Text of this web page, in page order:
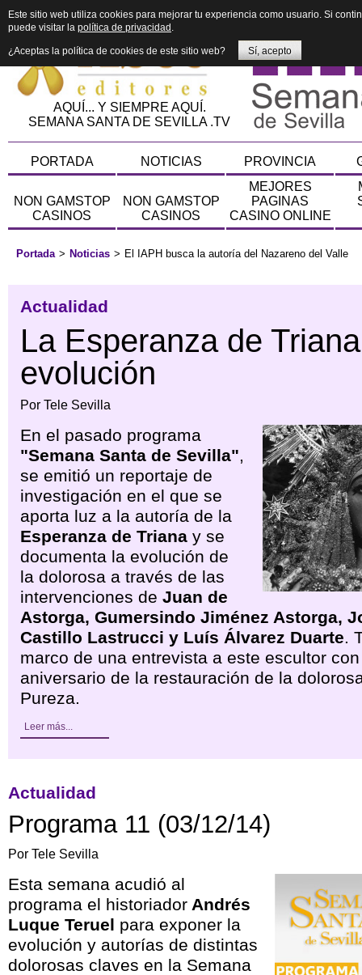
AQUÍ... Y SIEMPRE AQUÍ.
SEMANA SANTA DE SEVILLA .TV
PORTADA NOTICIAS PROVINCIA
NON GAMSTOP
CASINOS
NON GAMSTOP
CASINOS
MEJORES
PAGINAS
CASINO ONLINE
Portada > Noticias > El IAPH busca la autoría del Nazareno del Valle
Actualidad
La Esperanza de
evolución
Por Tele Sevilla
En el pasado programa
"Semana Santa de Sevilla",
se emitió un reportaje de
investigación en el que se
aporta luz a la autoría de la
Esperanza de Triana y se
documenta la evolución de
la dolorosa a través de las
intervenciones de Juan de
Astorga, Gumersindo Jiménez Astorga,
Castillo Lastrucci y Luís Álvarez Duarte.
marco de una entrevista a este escultor
aniversario de la restauración de la
Pureza.
Leer más...
Actualidad
Programa 11 (03/12/14)
Por Tele Sevilla
Esta semana acudió al
programa el historiador Andrés
Luque Teruel para exponer la
evolución y autorías de distintas
dolorosas claves en la Semana
Este sitio web utiliza cookies para mejorar tu experiencia como usuario. Si
puede visitar la política de privacidad .
¿Aceptas la política de cookies de este sitio web? Sí, acepto